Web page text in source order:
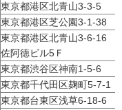
東京都港区北青山3-3-5
東京都港区芝公園3-1-38
東京都港区北青山3-6-16
佐阿徳ビル5Ｆ
東京都渋谷区神南1-5-6
東京都千代田区麹町5-7-1
東京都台東区浅草6-18-6